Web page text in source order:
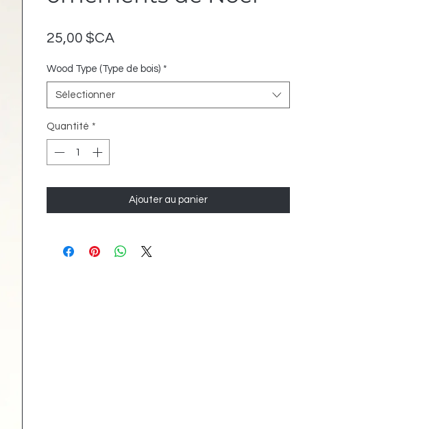
25,00 $CA
Wood Type (Type de bois) *
Sélectionner
Quantité *
Ajouter au panier